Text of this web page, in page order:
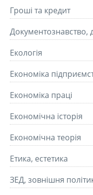
Гроші та кредит
Документознавство,
Екологія
Економіка
Економіка праці
Економічна історія
Економічна теорія
Етика, естетика
ЗЕД, зовнішня